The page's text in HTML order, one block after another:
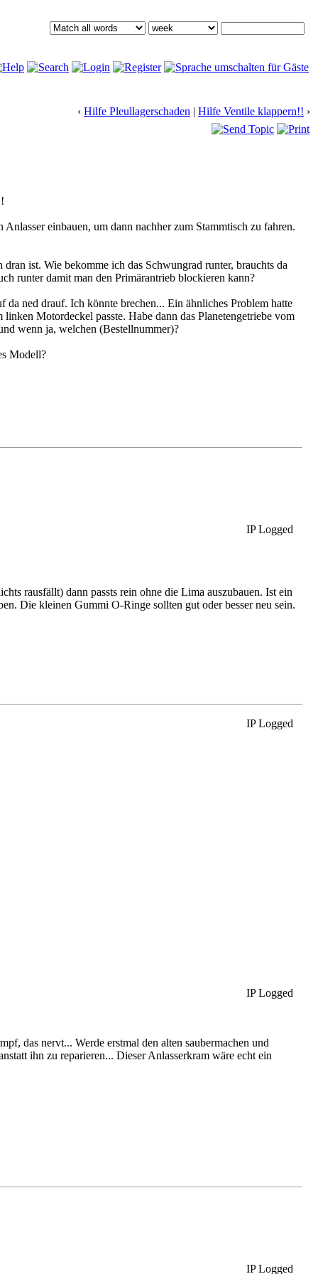
‹ Hilfe Pleullagerschaden | Hilfe Ventile klappern!! ›
einbauen, um dann nachher zum Stammtisch zu fahren.
ist. Wie bekomme ich das Schwungrad runter, brauchts da
runter damit man den Primärantrieb blockieren kann?
ned drauf. Ich könnte brechen... Ein ähnliches Problem hatte
Motordeckel passte. Habe dann das Planetengetriebe vom
wenn ja, welchen (Bestellnummer)?
Modell?
IP Logged
rausfällt) dann passts rein ohne die Lima auszubauen. Ist ein
Die kleinen Gummi O-Ringe sollten gut oder besser neu sein.
IP Logged
IP Logged
das nervt... Werde erstmal den alten saubermachen und
ihn zu reparieren... Dieser Anlasserkram wäre echt ein
IP Logged